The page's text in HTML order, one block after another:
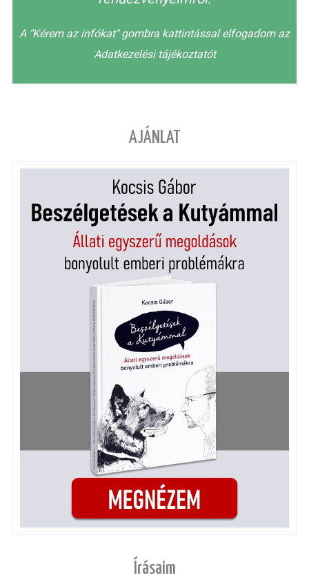
A "Kérem az infókat" gombra kattintással elfogadom az
Adatkezelési tájékoztatót
AJÁNLAT
Írásaim